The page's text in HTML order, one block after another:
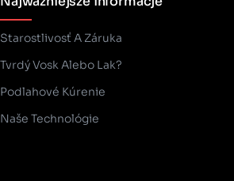
Starostlivosť A Záruka
Tvrdý Vosk Alebo Lak?
Podlahové Kúrenie
Naše Technológie